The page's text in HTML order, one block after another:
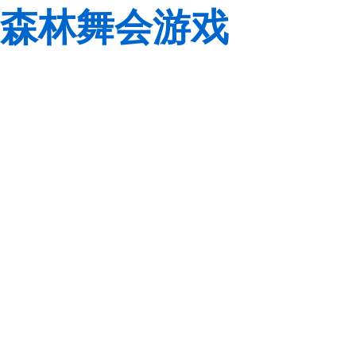
森林舞会游戏